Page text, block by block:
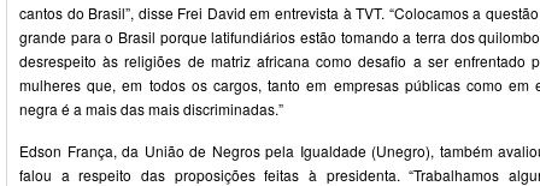
cantos do Brasil”, disse Frei David em entrevista à TVT. “Colocamos a
grande para o Brasil porque latifundiários estão tomando a terra dos
desrespeito às religiões de matriz africana como desafio a ser enfrentado
mulheres que, em todos os cargos, tanto em empresas públicas como em
negra é a mais das mais discriminadas.”
Edson França, da União de Negros pela Igualdade (Unegro), também
falou a respeito das proposições feitas à presidenta. “Trabalhamos